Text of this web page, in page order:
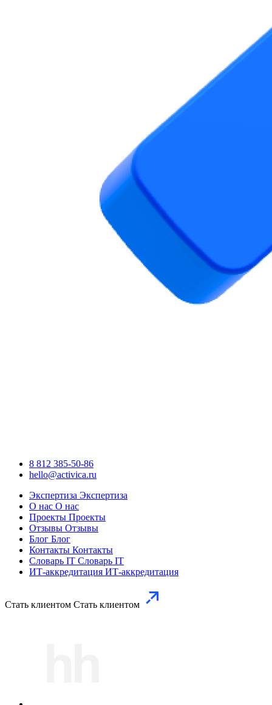
8 812 385-50-86
hello@activica.ru
Экспертиза Экспертиза
О нас О нас
Проекты Проекты
Отзывы Отзывы
Блог Блог
Контакты Контакты
Словарь IT Словарь IT
ИТ-аккредитация ИТ-аккредитация
Стать клиентом Стать клиентом